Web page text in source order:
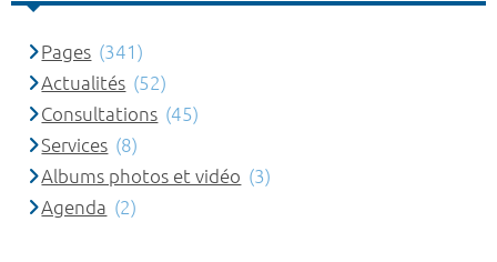
Pages (341)
Actualités (52)
Consultations (45)
Services (8)
Albums photos et vidéo (3)
Agenda (2)